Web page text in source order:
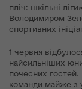
пліч: шкільні
Володимиром
спортивних
1 червня
найсильніших
почесних гостей.
команди майже з